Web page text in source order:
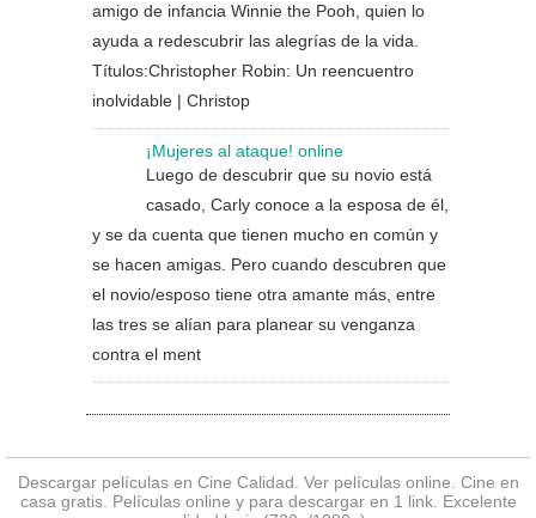
amigo de infancia Winnie the Pooh, quien lo
ayuda a redescubrir las alegrías de la vida.
Títulos:Christopher Robin: Un reencuentro
inolvidable | Christop
¡Mujeres al ataque! online
Luego de descubrir que su novio está
casado, Carly conoce a la esposa de él,
y se da cuenta que tienen mucho en común y
se hacen amigas. Pero cuando descubren que
el novio/esposo tiene otra amante más, entre
las tres se alían para planear su venganza
contra el ment
Descargar películas en Cine Calidad. Ver películas online . Cine en
casa gratis. Películas online y para descargar en 1 link. Excelente